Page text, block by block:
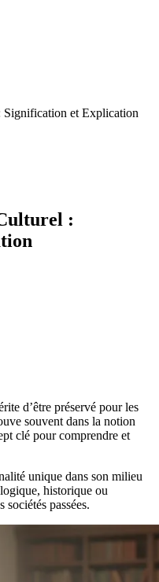
et Explication
:
d’être préservé pour les
souvent dans la notion
clé pour comprendre et
unique dans son milieu
historique ou
sociétés passées.